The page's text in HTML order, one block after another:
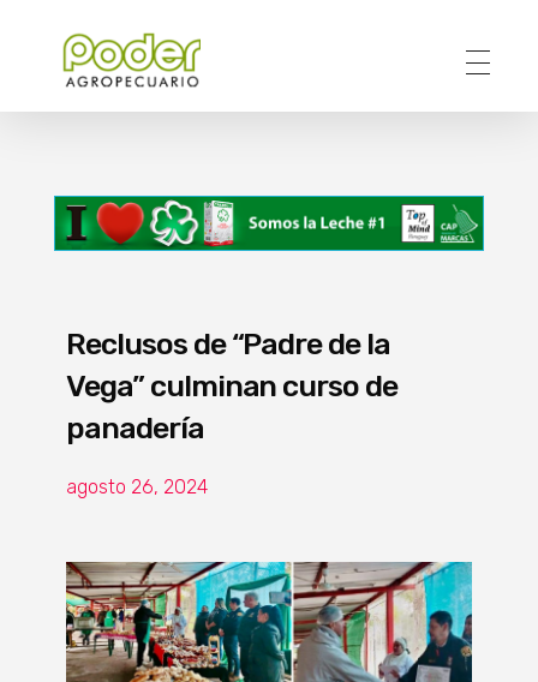
Reclusos de “Padre de la
Vega” culminan curso de
panadería
agosto 26, 2024